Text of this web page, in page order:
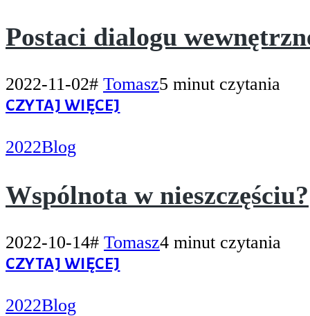
Postaci dialogu
2022-11-02# Tomasz5 minut czytania
CZYTAJ WIĘCEJ
2022Blog
Wspólnota w nieszczęściu?
2022-10-14# Tomasz4 minut czytania
CZYTAJ WIĘCEJ
2022Blog